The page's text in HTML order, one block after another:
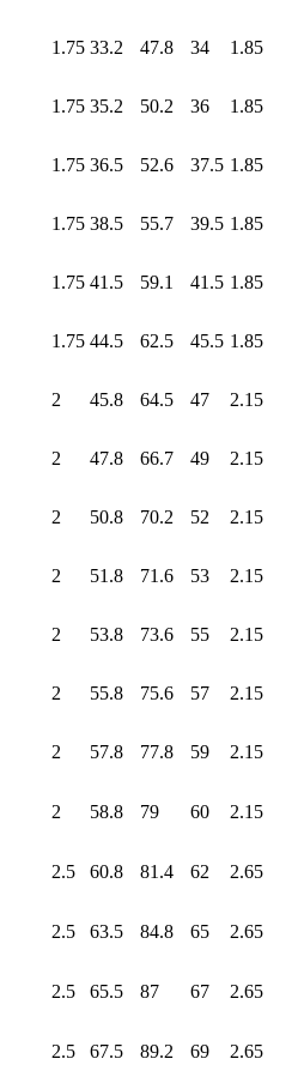
1.75 33.2 47.8 34 1.85
1.75 35.2 50.2 36 1.85
1.75 36.5 52.6 37.5 1.85
1.75 38.5 55.7 39.5 1.85
1.75 41.5 59.1 41.5 1.85
1.75 44.5 62.5 45.5 1.85
2 45.8 64.5 47 2.15
2 47.8 66.7 49 2.15
2 50.8 70.2 52 2.15
2 51.8 71.6 53 2.15
2 53.8 73.6 55 2.15
2 55.8 75.6 57 2.15
2 57.8 77.8 59 2.15
2 58.8 79 60 2.15
2.5 60.8 81.4 62 2.65
2.5 63.5 84.8 65 2.65
2.5 65.5 87 67 2.65
2.5 67.5 89.2 69 2.65